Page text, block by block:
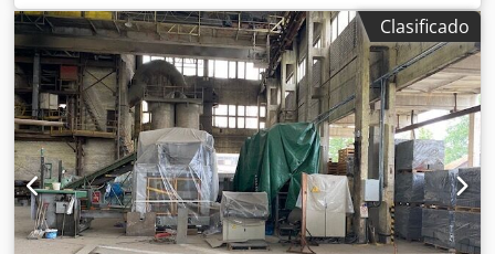
Dkedoztc Sgepfx An Esr Dispositivo automático para cerrar
tapas En excelente estado, directamente de la línea de
producción.
Clasificado